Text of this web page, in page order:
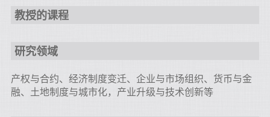
教授的课程
研究领域
产权与合约、经济制度变迁、企业与市场组织、货币与金
融、土地制度与城市化，产业升级与技术创新等